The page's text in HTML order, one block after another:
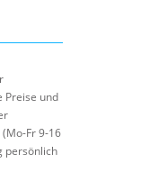
Preise und
Fr 9-16
persönlich